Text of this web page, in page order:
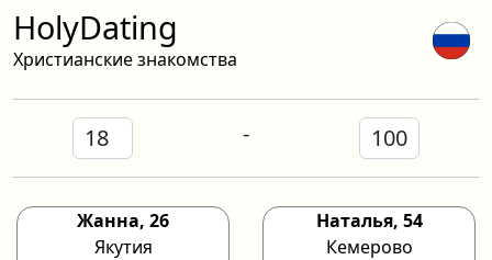
HolyDating
Христианские знакомства
-
Жанна, 26
Якутия
Наталья, 54
Кемерово